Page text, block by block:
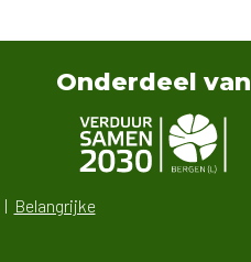
Onderdeel van
Belangrijke